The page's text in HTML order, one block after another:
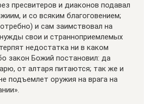
пресвитеров и диаконов подавал
и со всяким благоговением;
и сам заимствовал на
свои и странноприемлемых
недостатка ни в каком
закон Божий постановил: да
от алтаря питаются; так же и
подъемлет оружия на врага на